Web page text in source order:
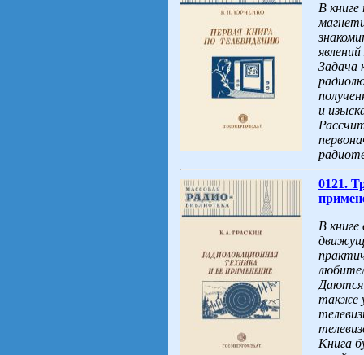
В книге
Задача
и
0121.
В
Даются
также
Книга